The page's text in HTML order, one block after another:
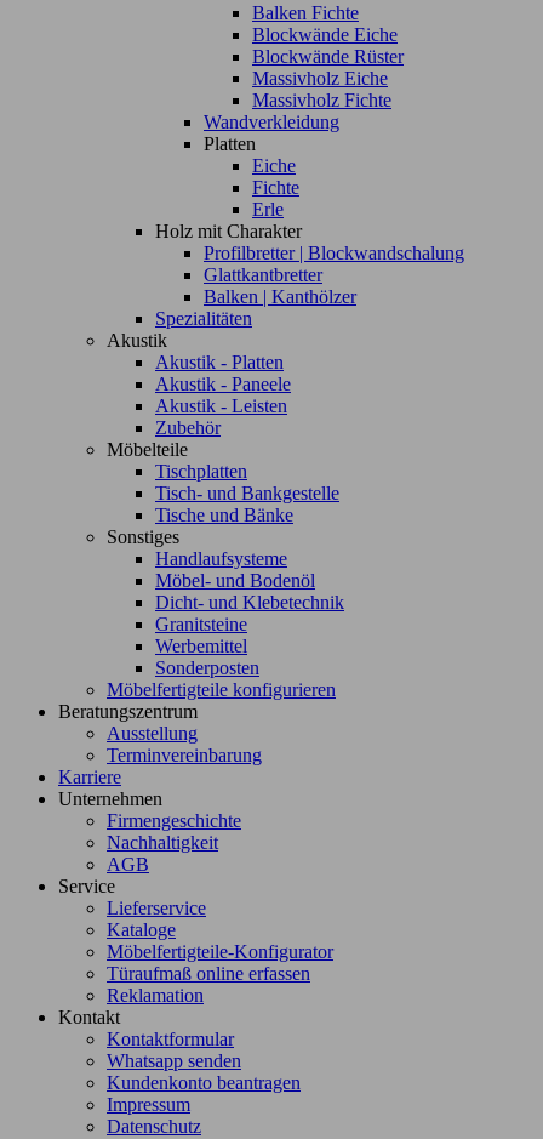
Balken Fichte
Blockwände Eiche
Blockwände Rüster
Massivholz Eiche
Massivholz Fichte
Wandverkleidung
Platten
Eiche
Fichte
Erle
Holz mit Charakter
Profilbretter | Blockwandschalung
Glattkantbretter
Balken | Kanthölzer
Spezialitäten
Akustik
Akustik - Platten
Akustik - Paneele
Akustik - Leisten
Zubehör
Möbelteile
Tischplatten
Tisch- und Bankgestelle
Tische und Bänke
Sonstiges
Handlaufsysteme
Möbel- und Bodenöl
Dicht- und Klebetechnik
Granitsteine
Werbemittel
Sonderposten
Möbelfertigteile konfigurieren
Beratungszentrum
Ausstellung
Terminvereinbarung
Karriere
Unternehmen
Firmengeschichte
Nachhaltigkeit
AGB
Service
Lieferservice
Kataloge
Möbelfertigteile-Konfigurator
Türaufmaß online erfassen
Reklamation
Kontakt
Kontaktformular
Whatsapp senden
Kundenkonto beantragen
Impressum
Datenschutz